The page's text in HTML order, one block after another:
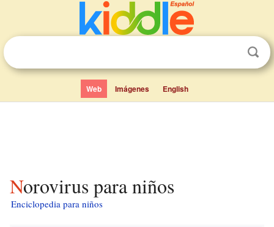
Web Imágenes English
Norovirus para niños
Enciclopedia para niños